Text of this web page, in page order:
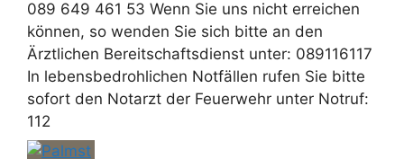
089 649 461 53 Wenn Sie uns nicht erreichen
können, so wenden Sie sich bitte an den
Ärztlichen Bereitschaftsdienst unter: 089116117
In lebensbedrohlichen Notfällen rufen Sie bitte
sofort den Notarzt der Feuerwehr unter Notruf:
112